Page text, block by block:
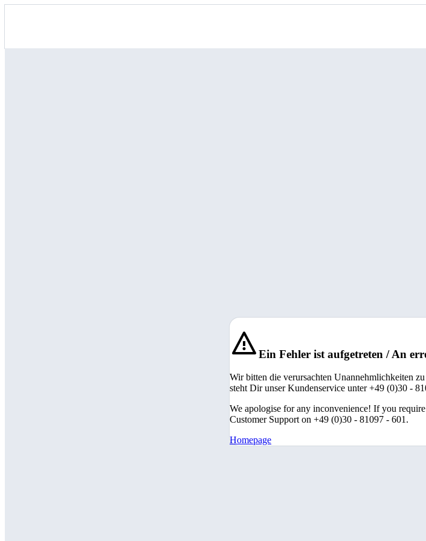
Ein Fehler ist aufgetreten / An
Wir bitten die verursachten Unannehmlichkeiten
steht Dir unser Kundenservice unter +49 (0)30 -
We apologise for any inconvenience! If you
Customer Support on +49 (0)30 - 81097 - 601.
Homepage